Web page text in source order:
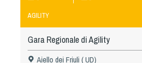
AGILITY
Gara Regionale di Agility
Aiello dei Friuli ( UD)